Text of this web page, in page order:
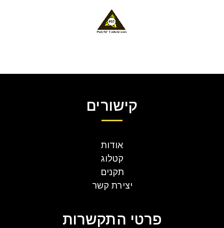
קישורים
אודות
קטלוג
תקנים
יצירת קשר
פרטי התקשרות